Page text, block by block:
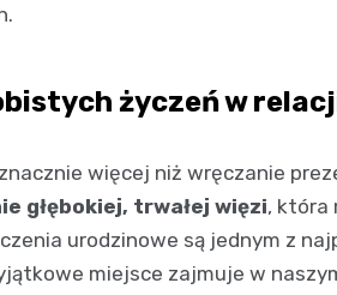
życzeń w
więcej niż wręczanie
głębokiej, trwałej więzi, która
urodzinowe są jednym z
miejsce zajmuje w